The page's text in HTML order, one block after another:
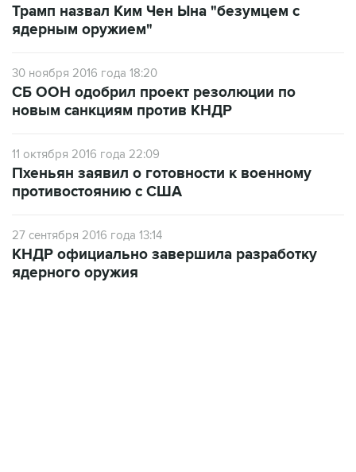
Трамп назвал Ким Чен Ына "безумцем с
ядерным оружием"
30 ноября 2016 года 18:20
СБ ООН одобрил проект резолюции по
новым санкциям против КНДР
11 октября 2016 года 22:09
Пхеньян заявил о готовности к военному
противостоянию с США
27 сентября 2016 года 13:14
КНДР официально завершила разработку
ядерного оружия